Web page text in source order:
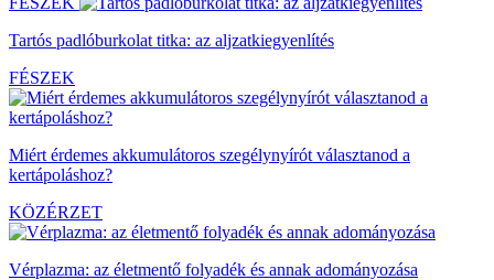
Tartós padlóburkolat titka: az aljzatkiegyenlítés
FÉSZEK
Miért érdemes akkumulátoros szegélynyírót választanod a
kertápoláshoz?
KÖZÉRZET
Vérplazma: az életmentő folyadék és annak adományozása